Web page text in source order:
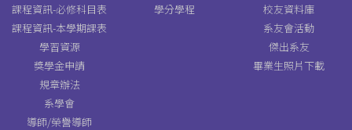
課程資訊-必修科目表
課程資訊-本學期課表
學習資源
獎學金申請
規章辦法
系學會
導師/榮譽導師
學分學程
校友資料庫
系友會活動
傑出系友
畢業生照片下載